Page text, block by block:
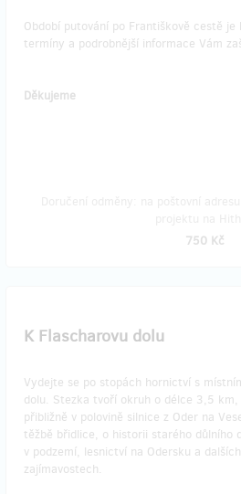
Období putování po Františkově cestě
termíny a podrobnější informace Vám
Děkujeme
750 Kč
K Flascharovu dolu
Vydejte se po stopách hornictví s
dolu. Stezka tvoří okruh o délce 3,5
přibližně v polovině silnice z Oder na
těžbě břidlice, o historii starého důlního
v podzemí, lesnictví na Odersku a
zajímavostech.